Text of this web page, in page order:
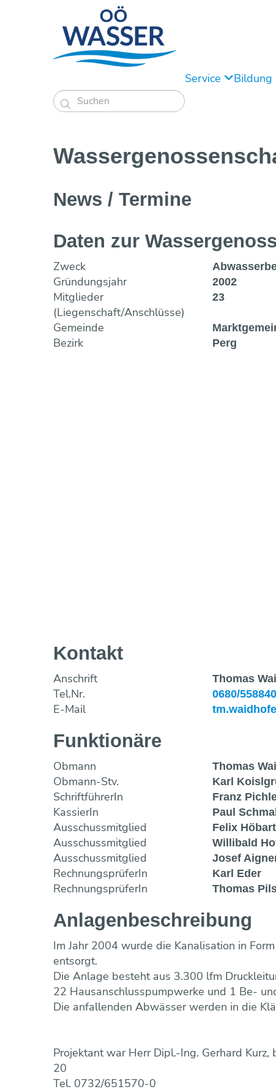
Service Bildung

News / Termine
Daten zur
Zweck
Gründungsjahr 2002
Mitglieder
(Liegenschaft/Anschlüsse)
23
Gemeinde
Bezirk Perg
Kontakt
Anschrift Thomas
Tel.Nr. 0680/
E-Mail
Funktionäre
Obmann Thomas
Obmann-Stv. Karl
SchriftführerIn Franz
KassierIn Paul
Ausschussmitglied Felix Höbart
Ausschussmitglied Willibald
Ausschussmitglied Josef
RechnungsprüferIn Karl Eder
RechnungsprüferIn Thomas
Anlagen­beschreibung
Im Jahr 2004 wurde die Kanalisation in
entsorgt.
Die Anlage besteht aus 3.300 lfm
22 Hausanschlusspumpwerke und 1 Be-
Die anfallenden Abwässer werden in die
Projektant war Herr Dipl.-Ing. Gerhard
20
Tel. 0732/651570-0